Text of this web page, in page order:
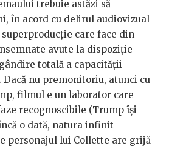
trebuie astăzi să
în acord cu delirul audiovizual
care face din
avute la dispoziție
totală a capacității
Dacă nu premonitoriu, atunci cu
filmul e un laborator care
recognoscibile (Trump își
o dată, natura infinit
personajul lui Collette are grijă